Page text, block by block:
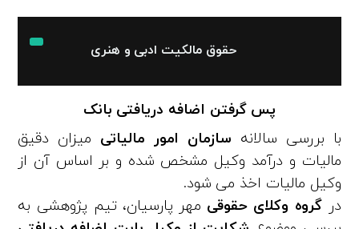
حقوق مالکیت ادبی و هنری
پس گرفتن اضافه دریافتی بانک
با بررسی سالانه سازمان امور مالیاتی میزان دقیق
مالیات و درآمد وکیل مشخص شده و بر اساس آن از
وکیل مالیات اخذ می‌ شود.
در گروه وکلای حقوقی مهر پارسیان، تیم پژوهشی به